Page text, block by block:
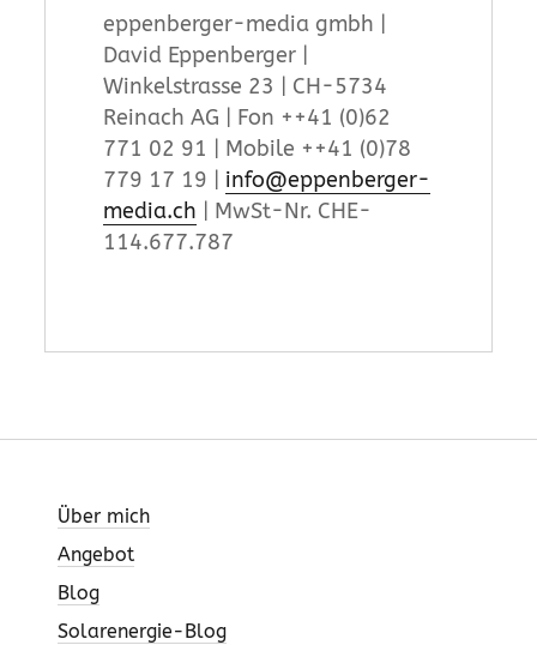
eppenberger-media gmbh |
David Eppenberger |
Winkelstrasse 23 | CH-5734
Reinach AG | Fon ++41 (0)62
771 02 91 | Mobile ++41 (0)78
779 17 19 | info@eppenberger-
media.ch | MwSt-Nr. CHE-
114.677.787
Über mich
Angebot
Blog
Solarenergie-Blog